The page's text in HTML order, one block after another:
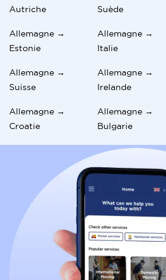
Autriche
Suède
Allemagne →
Estonie
Allemagne →
Italie
Allemagne →
Suisse
Allemagne →
Irelande
Allemagne →
Croatie
Allemagne →
Bulgarie